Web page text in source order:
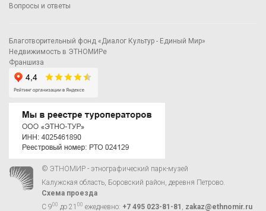
Вопросы и ответы
Благотворительный фонд «Диалог Культур - Единый Мир»
Недвижимость в ЭТНОМИРе
Франшиза
© ЭТНОМИР - этнографический парк-музей
Калужская область, Боровский район, деревня Петрово.
Схема проезда
С 900 до 21 00 ежедневно: +7 495 023-81-81 zakaz@ethnomir.ru